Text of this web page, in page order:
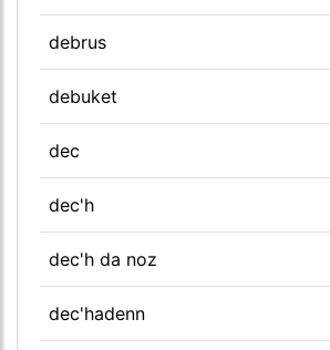
debrus
debuket
dec
dec'h
dec'h da noz
dec'hadenn